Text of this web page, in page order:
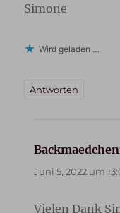
Simone
Wird geladen …
Antworten
Juni 5, 2022 um
Vielen Dank